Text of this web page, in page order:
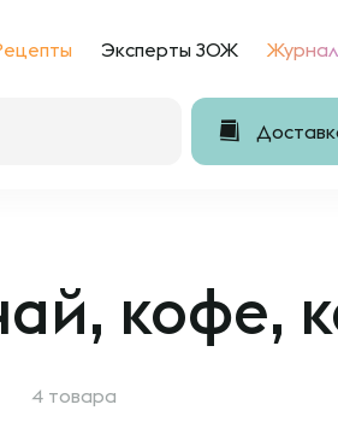
Эксперты ЗОЖ Журнал
кофе,
4 товара